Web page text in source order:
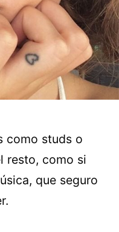
como studs o
resto, como si
que seguro